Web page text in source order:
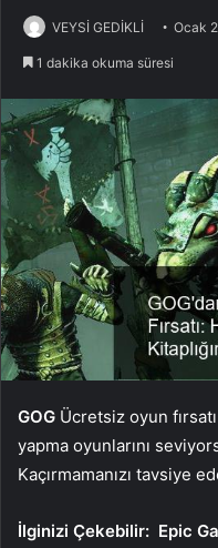
VEYSİ GEDİKLİ Ocak
1 dakika okuma süresi
GOG Ücretsiz oyun
yapma oyunlarını
Kaçırmamanızı tavsiye
İlginizi Çekebilir: Epic